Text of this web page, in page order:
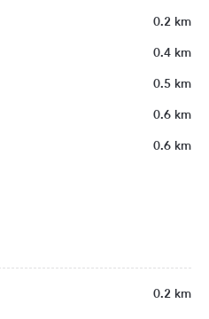
0.2 km
0.4 km
0.5 km
0.6 km
0.6 km
0.2 km